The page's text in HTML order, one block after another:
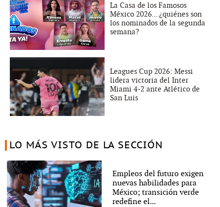
La Casa de los Famosos
México 2026... ¿quiénes son
los nominados de la segunda
semana?
Leagues Cup 2026: Messi
lidera victoria del Inter
Miami 4-2 ante Atlético de
San Luis
LO MÁS VISTO DE LA SECCIÓN
Empleos del futuro exigen
nuevas habilidades para
México; transición verde
redefine el...